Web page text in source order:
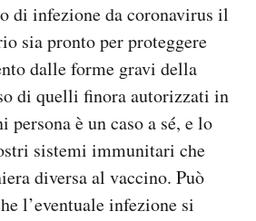
di infezione da coronavirus il
sia pronto per proteggere
dalle forme gravi della
di quelli finora autorizzati in
persona è un caso a sé, e lo
sistemi immunitari che
diversa al vaccino. Può
l’eventuale infezione si